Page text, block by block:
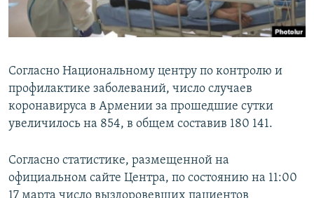
English
Все сайты Радио Азатутюн
Согласно Национальному центру по контролю и
профилактике заболеваний, число случаев
коронавируса в Армении за прошедшие сутки
увеличилось на 854, в общем составив 180 141.
Согласно статистике, размещенной на
официальном сайте Центра, по состоянию на 11:00